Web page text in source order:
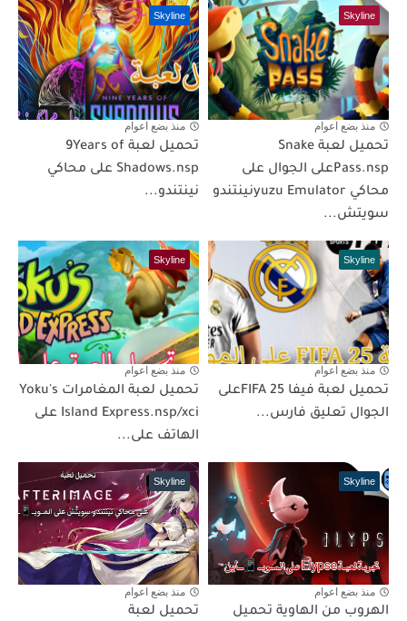
Skyline
منذ بضع اعوام
تحميل لعبة Snake
Pass.nspعلى الجوال على
محاكي yuzu Emulatorنينتندو
سويتش...
Skyline
منذ بضع اعوام
تحميل لعبة 9Years of
Shadows.nsp على محاكي
نينتندو...
Skyline
منذ بضع اعوام
تحميل لعبة فيفا FIFA 25على
الجوال تعليق فارس...
Skyline
منذ بضع اعوام
تحميل لعبة المغامرات Yoku's
Island Express.nsp/xci على
الهاتف على...
Skyline
منذ بضع اعوام
الهروب من الهاوية تحميل
Skyline
منذ بضع اعوام
تحميل لعبة